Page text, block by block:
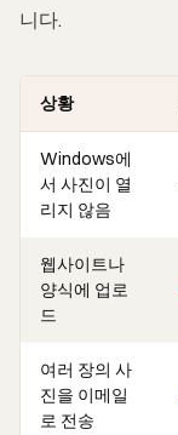
니다.
상황
Windows에
서 사진이 열
리지 않음
웹사이트나
양식에 업로
드
여러 장의 사
진을 이메일
로 전송